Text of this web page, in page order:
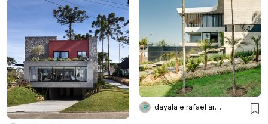
dayala e rafael arquitetos associados